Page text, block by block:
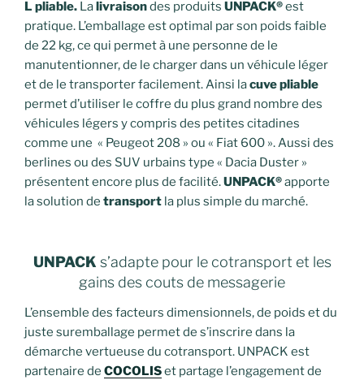
L pliable. La livraisondes produits UNPACK®est
pratique. L’emballage est optimal par son poids faible
de 22 kg, ce qui permet à une personne de le
manutentionner, de le charger dans un véhicule léger
et de le transporter facilement. Ainsi lacuve pliable
permet d’utiliser le coffre du plus grand nombre des
véhicules légers y compris des petites citadines
comme une « Peugeot 208 » ou « Fiat 600 ». Aussi des
berlines ou des SUV urbains type « Dacia Duster »
présentent encore plus de facilité.UNPACK®apporte
la solution de transport la plus simple du marché.
UNPACK s’adapte pour le cotransport et les
gains des couts de messagerie
L’ensemble des facteurs dimensionnels, de poids et du
juste suremballage permet de s’inscrire dans la
démarche vertueuse du cotransport. UNPACK est
partenaire de COCOLISet partage l’engagement de